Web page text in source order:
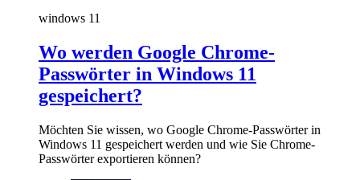
windows 11
Wo werden Google Chrome-
Passwörter in Windows 11
gespeichert?
Möchten Sie wissen, wo Google Chrome-Passwörter in
Windows 11 gespeichert werden und wie Sie Chrome-
Passwörter exportieren können?